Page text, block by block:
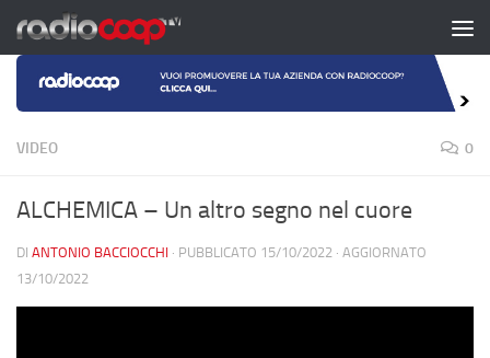
Salta al contenuto
VIDEO 0
ALCHEMICA – Un altro segno nel cuore
DI ANTONIO BACCIOCCHI · PUBBLICATO 15/10/2022 · AGGIORNATO
13/10/2022